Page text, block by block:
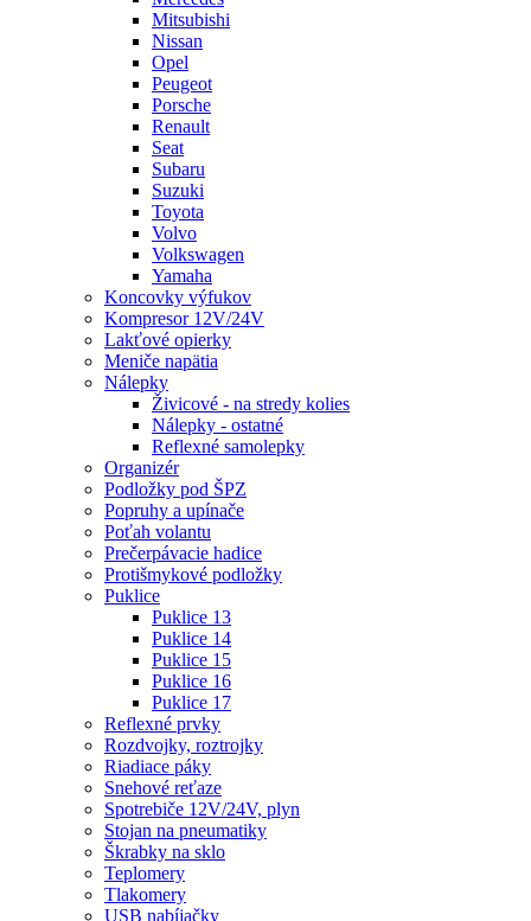
Mitsubishi
Nissan
Opel
Peugeot
Porsche
Renault
Seat
Subaru
Suzuki
Toyota
Volvo
Volkswagen
Yamaha
Koncovky výfukov
Kompresor 12V/24V
Lakťové opierky
Meniče napätia
Nálepky
Živicové - na stredy kolies
Nálepky - ostatné
Reflexné samolepky
Organizér
Podložky pod ŠPZ
Popruhy a upínače
Poťah volantu
Prečerpávacie hadice
Protišmykové podložky
Puklice
Puklice 13
Puklice 14
Puklice 15
Puklice 16
Puklice 17
Reflexné prvky
Rozdvojky, roztrojky
Riadiace páky
Snehové reťaze
Spotrebiče 12V/24V, plyn
Stojan na pneumatiky
Škrabky na sklo
Teplomery
Tlakomery
USB nabíjačky